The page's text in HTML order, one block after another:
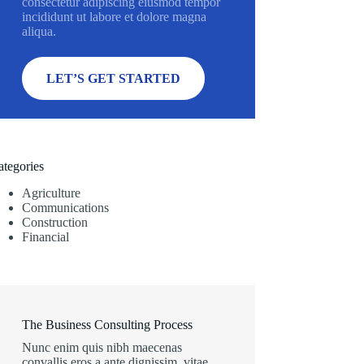
incididunt ut labore et dolore magna
aliqua.
LET’S GET STARTED
Agriculture
Communications
Construction
Financial
The Business Consulting Process
Nunc enim quis nibh maecenas